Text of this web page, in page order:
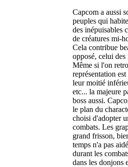
Capcom a aussi
peuples qui
des inépuisables
de créatures mi-
Cela contribue
opposé, celui
Même si l'on
représentation
leur moitié
etc... la majeure
boss aussi.
le plan du
choisi d'adopter
combats. Les
grand frisson,
temps n'a pas
durant les
dans les donjons